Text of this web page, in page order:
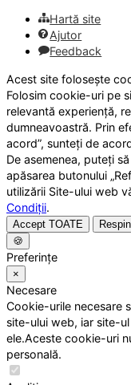
Hartă site
Ajutor
Feedback
Acest site folosește
Folosim cookie-uri pe
relevantă experiență,
dumneavoastră. Prin
acord”, sunteți de
De asemenea, puteți
apăsarea butonului
utilizării Site-ului web
Condiții.
Accept TOATE
🍪
Preferințe
×
Necesare
Cookie-urile necesare
site-ului web, iar site-
ele.Aceste cookie-uri
personală.